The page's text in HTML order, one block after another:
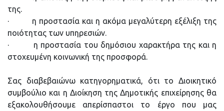
της.
· η προστασία και η ακόμα μεγαλύτερη εξέλιξη της
ποιότητας των υπηρεσιών.
· η προστασία του δημόσιου χαρακτήρα της και η
στοχευμένη κοινωνική της προσφορά.
Σας διαβεβαιώνω κατηγορηματικά, ότι το Διοικητικό
συμβούλιο και η Διοίκηση της Δημοτικής επιχείρησης θα
εξακολουθήσουμε απερίσπαστοι το έργο που μας